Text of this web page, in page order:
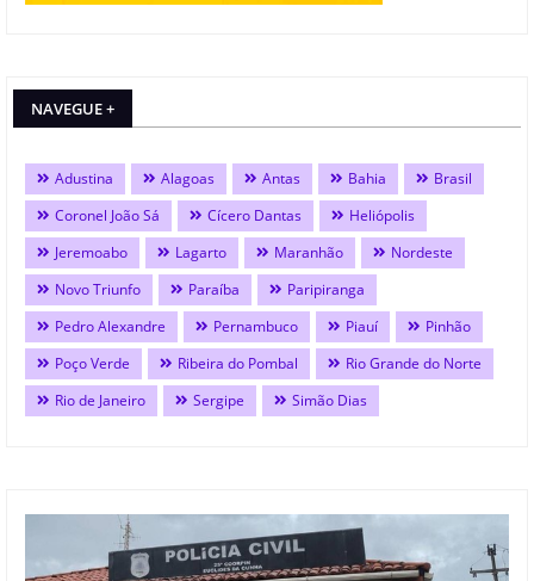
NAVEGUE +
Adustina Alagoas Antas Bahia
Brasil
Coronel João Sá
Cícero Dantas
Heliópolis
Jeremoabo
Lagarto Maranhão
Nordeste
Novo Triunfo
Paraíba
Paripiranga
Pedro Alexandre
Pernambuco Piauí
Pinhão
Poço Verde
Ribeira do Pombal
Rio Grande do Norte
Rio de Janeiro
Sergipe Simão Dias